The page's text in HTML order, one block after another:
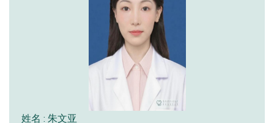
姓名 : 朱文亚